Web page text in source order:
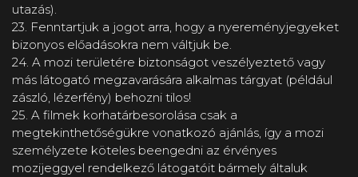
utazás).
23. Fenntartjuk a jogot arra, hogy a nyereményjegyeket
bizonyos előadásokra nem váltjuk be.
24. A mozi területére biztonságot veszélyeztető vagy
más látogató megzavarására alkalmas tárgyat (például
zászló, lézerfény) behozni tilos!
25. A filmek korhatárbesorolása csak a
megtekinthetőségükre vonatkozó ajánlás, így a mozi
személyzete köteles beengedni az érvényes
mozijeggyel rendelkező látogatóit bármely általuk